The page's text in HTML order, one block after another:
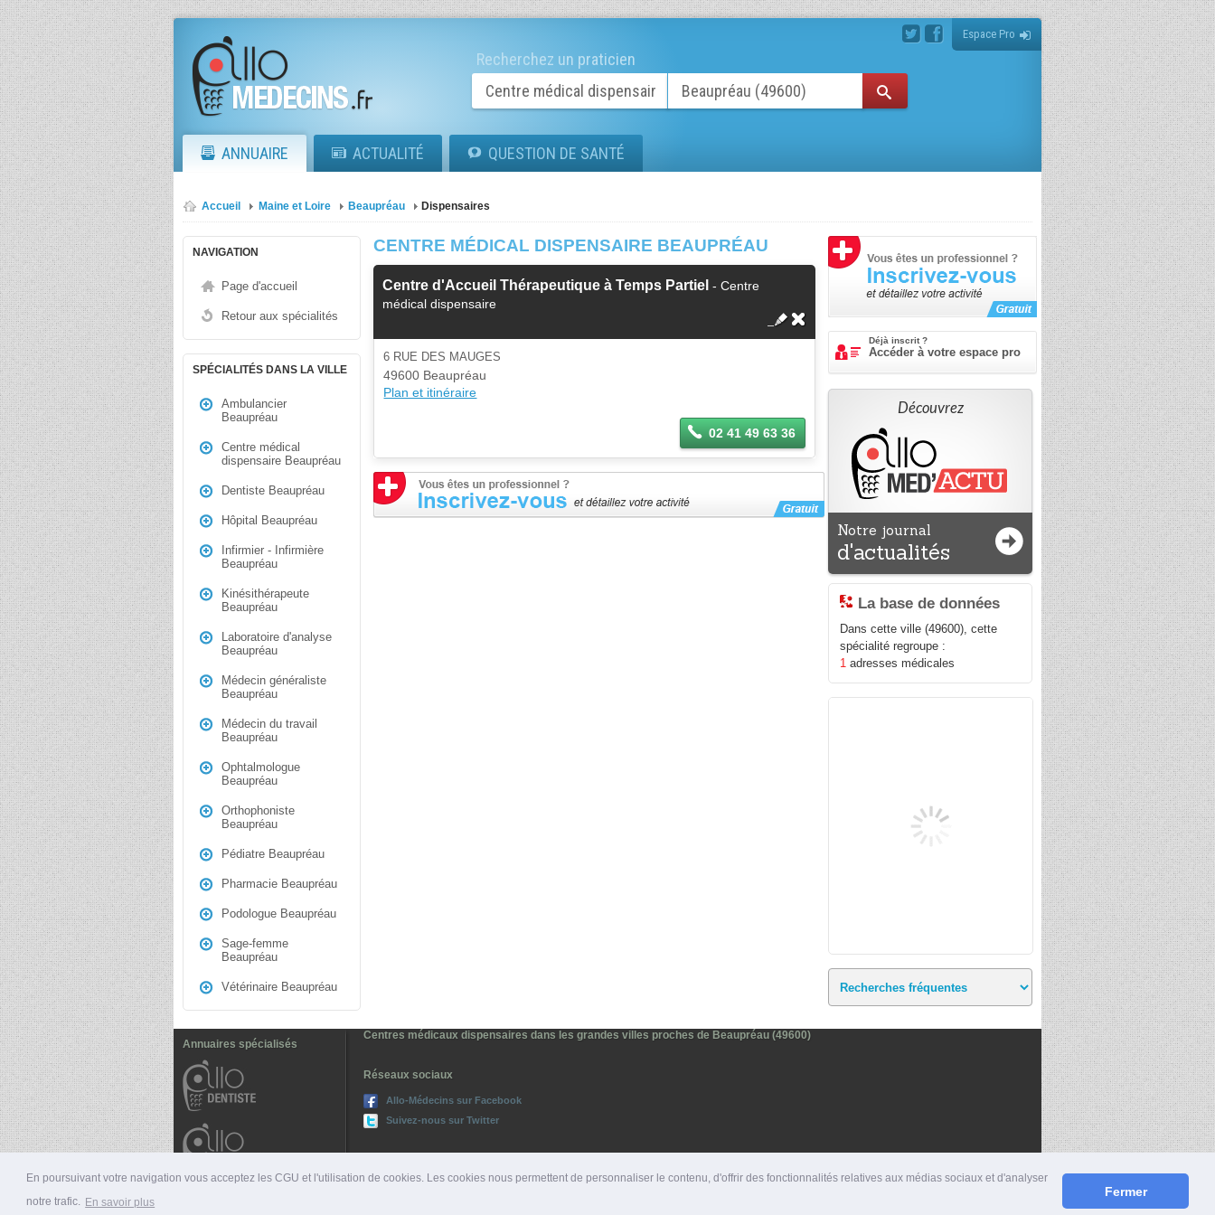
En poursuivant votre navigation vous acceptez les CGU et l'utilisation de cookies. Les cookies nous permettent de personnaliser le contenu, d'offrir des fonctionnalités relatives aux médias sociaux et d'analyser
notre trafic. En savoir plus
Fermer
Espace Pro
Recherchez un praticien
ANNUAIRE ACTUALITÉ QUESTION DE SANTÉ
Accueil Maine et Loire Beaupréau Dispensaires
NAVIGATION
Page d'accueil
Retour aux spécialités
SPÉCIALITÉS DANS LA VILLE
Ambulancier
Beaupréau
Centre médical
dispensaire Beaupréau
Dentiste Beaupréau
Hôpital Beaupréau
Infirmier - Infirmière
Beaupréau
Kinésithérapeute
Beaupréau
Laboratoire d'analyse
Beaupréau
Médecin généraliste
Beaupréau
Médecin du travail
Beaupréau
Ophtalmologue
Beaupréau
Orthophoniste
Beaupréau
Pédiatre Beaupréau
Pharmacie Beaupréau
Podologue Beaupréau
Sage-femme
Beaupréau
Vétérinaire Beaupréau
CENTRE MÉDICAL DISPENSAIRE BEAUPRÉAU
Centre d'Accueil Thérapeutique à Temps Partiel - Centre
médical dispensaire
6 RUE DES MAUGES
49600 Beaupréau
Plan et itinéraire
02 41 49 63 36
Déjà inscrit ?
Accéder à votre espace pro
Découvrez
Notre journal
d'actualités
La base de données
Dans cette ville (49600), cette
spécialité regroupe :
1 adresses médicales
Annuaires spécialisés
Centres médicaux dispensaires dans les grandes villes proches de Beaupréau (49600)
Réseaux sociaux
Allo-Médecins sur Facebook
Suivez-nous sur Twitter